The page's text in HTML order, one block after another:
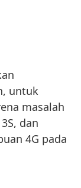
untuk
masalah
dan
4G pada